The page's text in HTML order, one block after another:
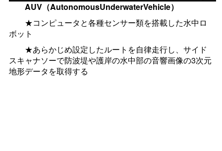
AUV（AutonomousUnderwaterVehicle）
★コンピュータと各種センサー類を搭載した水中ロ
ボット
★あらかじめ設定したルートを自律走行し、サイド
スキャナソーで防波堤や護岸の水中部の音響画像の3次元
地形データを取得する